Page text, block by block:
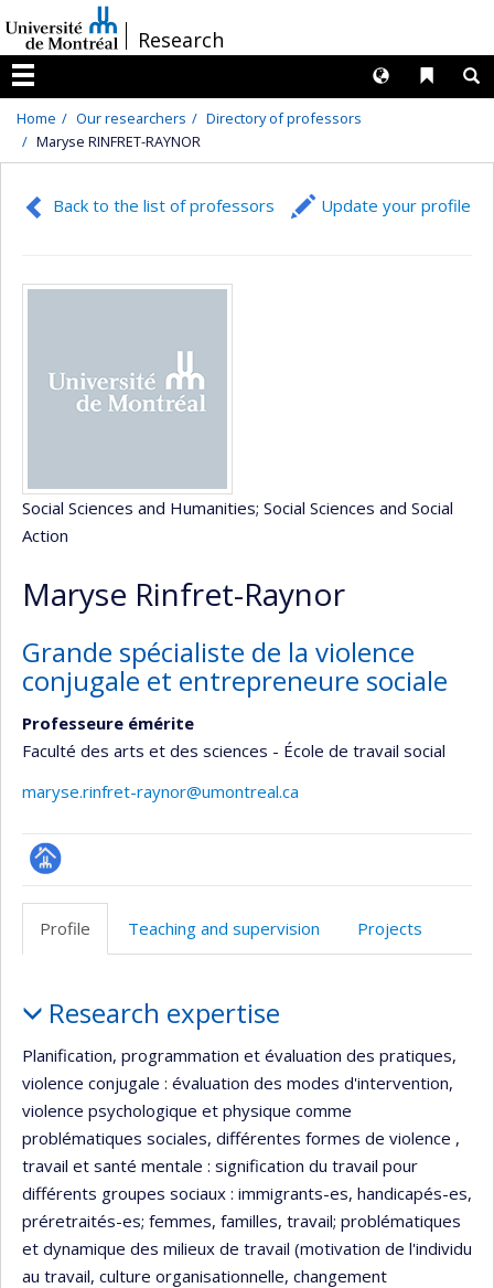
au
contenu
/Research
Menu
Liens
Langues
Home Our researchers
Directory of professors
Maryse RINFRET-RAYNOR
Back to the list of professors Update your profile
Social Sciences and Humanities; Social Sciences and Social
Action
Maryse Rinfret-Raynor
Grande spécialiste de la violence
conjugale et entrepreneure sociale
Professeure émérite
Faculté des arts et des sciences - École de travail social
maryse.rinfret-raynor@umontreal.ca
Page
professionnelle
(faculté,département,école)
Profile Teaching and supervision Projects
Research expertise
Planification, programmation et évaluation des pratiques,
violence conjugale : évaluation des modes d'intervention,
violence psychologique et physique comme
problématiques sociales, différentes formes de violence ,
travail et santé mentale : signification du travail pour
différents groupes sociaux : immigrants-es, handicapés-es,
préretraités-es; femmes, familles, travail; problématiques
et dynamique des milieux de travail (motivation de l'individu
au travail, culture organisationnelle, changement